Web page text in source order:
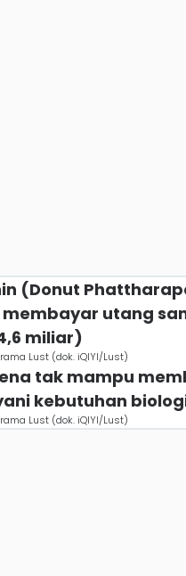
(Donut
utang
miliar)
Lust (dok. iQIYI/Lust)
tak mampu
kebutuhan
Lust (dok. iQIYI/Lust)